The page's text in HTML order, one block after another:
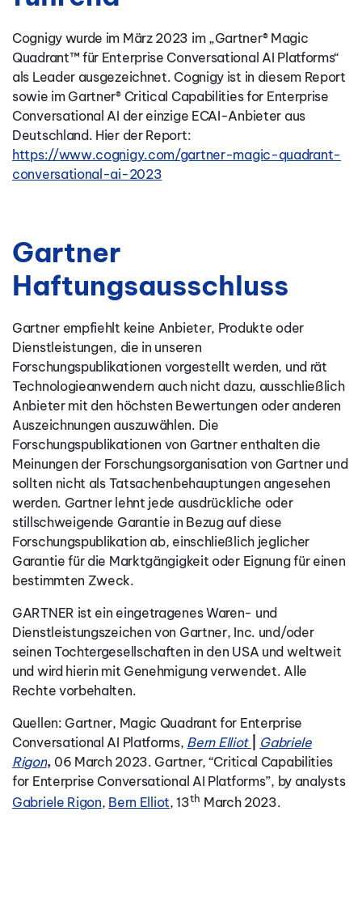
Cognigy wurde im März 2023 im „Gartner® Magic
Quadrant™ für Enterprise Conversational AI Platforms“
als Leader ausgezeichnet. Cognigy ist in diesem Report
sowie im Gartner® Critical Capabilities for Enterprise
Conversational AI der einzige ECAI-Anbieter aus
Deutschland. Hier der Report:
https://www.cognigy.com/gartner-magic-quadrant-
conversational-ai-2023
Gartner
Haftungsausschluss
Gartner empfiehlt keine Anbieter, Produkte oder
Dienstleistungen, die in unseren
Forschungspublikationen vorgestellt werden, und rät
Technologieanwendern auch nicht dazu, ausschließlich
Anbieter mit den höchsten Bewertungen oder anderen
Auszeichnungen auszuwählen. Die
Forschungspublikationen von Gartner enthalten die
Meinungen der Forschungsorganisation von Gartner und
sollten nicht als Tatsachenbehauptungen angesehen
werden. Gartner lehnt jede ausdrückliche oder
stillschweigende Garantie in Bezug auf diese
Forschungspublikation ab, einschließlich jeglicher
Garantie für die Marktgängigkeit oder Eignung für einen
bestimmten Zweck.
GARTNER ist ein eingetragenes Waren- und
Dienstleistungszeichen von Gartner, Inc. und/oder
seinen Tochtergesellschaften in den USA und weltweit
und wird hierin mit Genehmigung verwendet. Alle
Rechte vorbehalten.
Quellen: Gartner, Magic Quadrant for Enterprise
Conversational AI Platforms, Bern Elliot
Gabriele
Rigon, 06 March 2023. Gartner, “Critical Capabilities
for Enterprise Conversational AI Platforms”, by analysts
Gabriele Rigon, Bern Elliot, 13th March 2023.